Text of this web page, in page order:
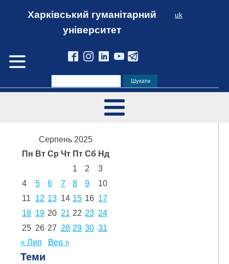
Харківський гуманітарний
університет
uk
Серпень 2025
Пн Вт Ср Чт Пт Сб Нд
1
2
3
4
5 6 7 8 9
10
11
12 13 14 15 16 17
18 19 20 21 22 23 24
25 26 27 28 29 30 31
« Лип
Вер »
Теми